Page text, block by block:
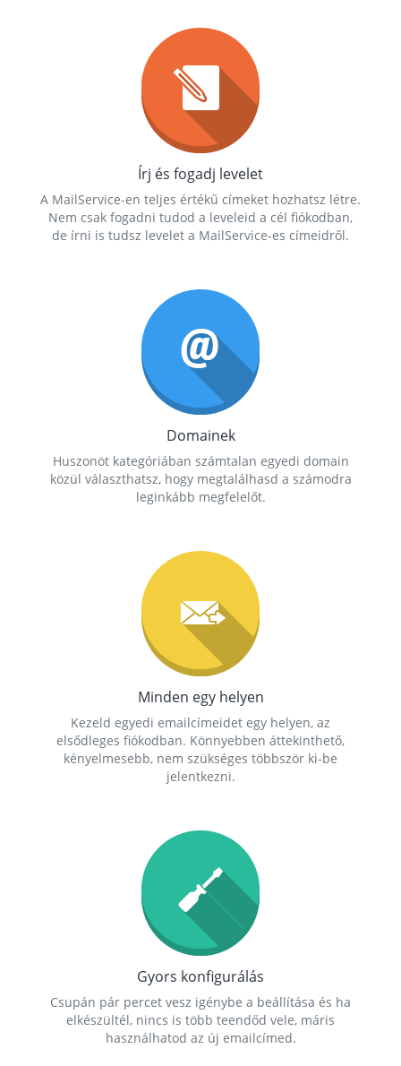
Írj és fogadj levelet
A MailService-en teljes értékű címeket hozhatsz létre.
Nem csak fogadni tudod a leveleid a cél fiókodban,
de írni is tudsz levelet a MailService-es címeidről.
Domainek
Huszonöt kategóriában számtalan egyedi domain
közül választhatsz, hogy megtalálhasd a számodra
leginkább megfelelőt.
Minden egy helyen
Kezeld egyedi emailcímeidet egy helyen, az
elsődleges fiókodban. Könnyebben áttekinthető,
kényelmesebb, nem szükséges többször ki-be
jelentkezni.
Gyors konfigurálás
Csupán pár percet vesz igénybe a beállítása és ha
elkészültél, nincs is több teendőd vele, máris
használhatod az új emailcímed.